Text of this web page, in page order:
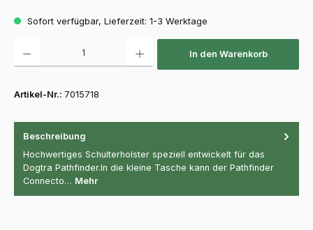
Sofort verfügbar, Lieferzeit: 1-3 Werktage
In den Warenkorb
Artikel-Nr.: 7015718
Beschreibung
Hochwertiges Schulterholster speziell entwickelt für das
Dogtra Pathfinder.In die kleine Tasche kann der Pathfinder
Connecto… Mehr